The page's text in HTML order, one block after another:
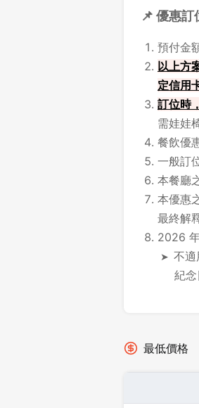
📌 優惠訂
預付金
以上方
定信用
訂位時
需娃娃
餐飲優
一般訂
本餐廳
本優惠
最終解
2026
不
紀
最低價格